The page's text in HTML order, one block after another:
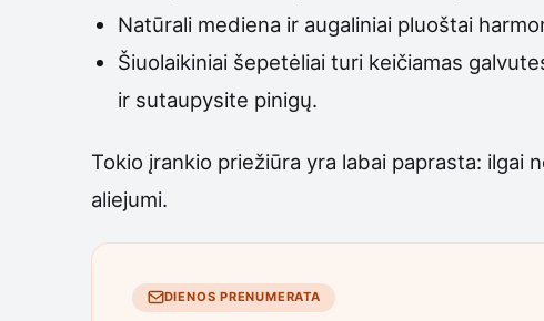
Natūrali mediena ir augaliniai pluoštai
Šiuolaikiniai šepetėliai turi keičiamas
ir sutaupysite pinigų.
Tokio įrankio priežiūra yra labai paprasta:
aliejumi.
DIENOS PRENUMERATA